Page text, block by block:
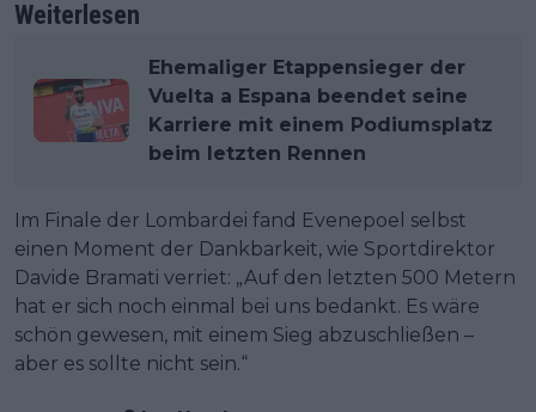
Weiterlesen
Ehemaliger Etappensieger der
Vuelta a Espana beendet seine
Karriere mit einem Podiumsplatz
beim letzten Rennen
Im Finale der Lombardei fand Evenepoel selbst
einen Moment der Dankbarkeit, wie Sportdirektor
Davide Bramati verriet: „Auf den letzten 500 Metern
hat er sich noch einmal bei uns bedankt. Es wäre
schön gewesen, mit einem Sieg abzuschließen –
aber es sollte nicht sein.“